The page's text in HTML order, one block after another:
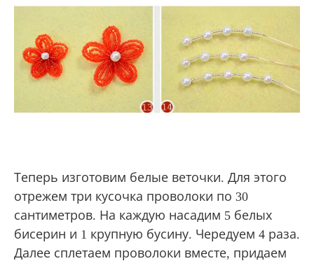
Теперь изготовим белые веточки. Для этого
отрежем три кусочка проволоки по 30
сантиметров. На каждую насадим 5 белых
бисерин и 1 крупную бусину. Чередуем 4 раза.
Далее сплетаем проволоки вместе, придаем